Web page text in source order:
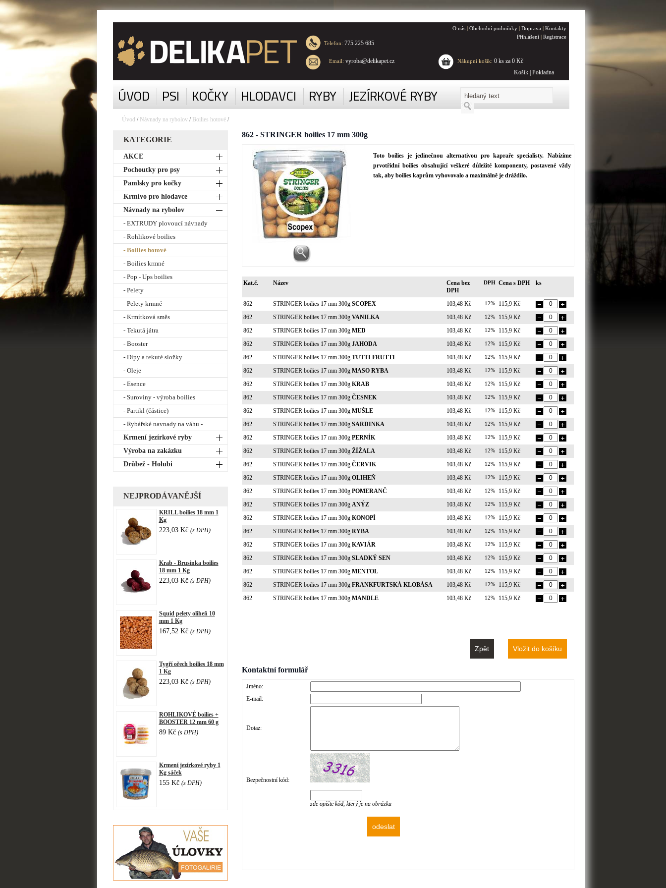
Telefon: 775 225 685
Email: vyroba@delikapet.cz
O nás | Obchodní podmínky | Doprava | Kontakty
Přihlášení | Registrace
Nákupní košík: 0 ks za 0 Kč
Košík
Pokladna
ÚVOD PSI KOČKY HLODAVCI RYBY JEZÍRKOVÉ RYBY
Úvod / Návnady na rybolov/ Boilies hotové/
KATEGORIE
AKCE
Pochoutky pro psy
Pamlsky pro kočky
Krmivo pro hlodavce
Návnady na rybolov
- EXTRUDY plovoucí návnady
- Rohlikové boilies
- Boilies hotové
- Boilies krmné
- Pop - Ups boilies
- Pelety
- Pelety krmné
- Krmítková směs
- Tekutá játra
- Booster
- Dipy a tekuté složky
- Oleje
- Esence
- Suroviny - výroba boilies
- Partikl (částice)
- Rybářské navnady na váhu -
Krmení jezírkové ryby
Výroba na zakázku
Drůbež - Holubi
NEJPRODÁVANĚJŠÍ
KRILL boilies 18 mm 1
Kg
223,03 Kč (s DPH)
Krab - Brusinka boilies
18 mm 1 Kg
223,03 Kč (s DPH)
Squid pelety oliheň 10
mm 1 Kg
167,52 Kč (s DPH)
Tygří ořech boilies 18 mm
1 Kg
223,03 Kč (s DPH)
ROHLIKOVÉ boilies +
BOOSTER 12 mm 60 g
89 Kč (s DPH)
Krmení jezírkové ryby 1
Kg sáček
155 Kč (s DPH)
862 - STRINGER boilies 17 mm 300g
Toto boilies je jedinečnou alternativou pro kapraře specialisty. Nabízíme
prvotřídní boilies obsahující veškeré důležité komponenty, postavené vždy
tak, aby boilies kaprům vyhovovalo a maximálně je dráždilo.
Kat.č. Název
Cena bez
DPH
DPH Cena s DPH ks
862 STRINGER boilies 17 mm 300g SCOPEX 103,48 Kč 12%
115,9 Kč
862
STRINGER boilies 17 mm 300g VANILKA 103,48 Kč 12%
115,9 Kč
862
STRINGER boilies 17 mm 300g MED 103,48 Kč 12%
115,9 Kč
862
STRINGER boilies 17 mm 300g JAHODA 103,48 Kč 12%
115,9 Kč
862
STRINGER boilies 17 mm 300g TUTTI FRUTTI 103,48 Kč 12%
115,9 Kč
862
STRINGER boilies 17 mm 300g MASO RYBA 103,48 Kč 12%
115,9 Kč
862
STRINGER boilies 17 mm 300g KRAB 103,48 Kč 12%
115,9 Kč
862
STRINGER boilies 17 mm 300g ČESNEK 103,48 Kč 12%
115,9 Kč
862
STRINGER boilies 17 mm 300g MUŠLE 103,48 Kč 12%
115,9 Kč
862
STRINGER boilies 17 mm 300g SARDINKA 103,48 Kč 12%
115,9 Kč
862
STRINGER boilies 17 mm 300g PERNÍK 103,48 Kč 12%
115,9 Kč
862
STRINGER boilies 17 mm 300g ŽÍŽALA 103,48 Kč 12%
115,9 Kč
862
STRINGER boilies 17 mm 300g ČERVIK 103,48 Kč 12%
115,9 Kč
862
STRINGER boilies 17 mm 300g OLIHEŇ 103,48 Kč 12%
115,9 Kč
862
STRINGER boilies 17 mm 300g POMERANČ 103,48 Kč 12%
115,9 Kč
862
STRINGER boilies 17 mm 300g ANÝZ 103,48 Kč 12%
115,9 Kč
862
STRINGER boilies 17 mm 300g KONOPÍ 103,48 Kč 12%
115,9 Kč
862
STRINGER boilies 17 mm 300g RYBA 103,48 Kč 12%
115,9 Kč
862
STRINGER boilies 17 mm 300g KAVIÁR 103,48 Kč 12%
115,9 Kč
862
STRINGER boilies 17 mm 300g SLADKÝ SEN 103,48 Kč 12%
115,9 Kč
862
STRINGER boilies 17 mm 300g MENTOL 103,48 Kč 12%
115,9 Kč
862
STRINGER boilies 17 mm 300g FRANKFURTSKÁ KLOBÁSA 103,48 Kč 12%
115,9 Kč
862
STRINGER boilies 17 mm 300g MANDLE 103,48 Kč 12% 115,9 Kč
Kontaktní formulář
Jméno:
E-mail:
Dotaz:
Bezpečnostní kód:
zde opište kód, který je na obrázku